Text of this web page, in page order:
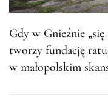
Gdy w Gnieźnie
tworzy fundację
w małopolskim